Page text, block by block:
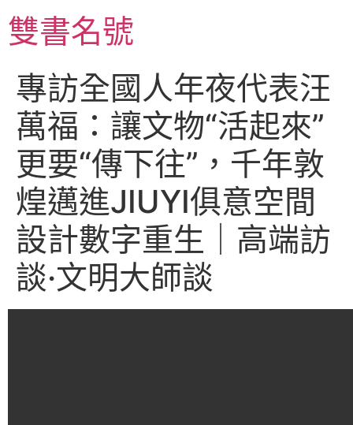
至
主雙書名號
專訪全國人年夜代表汪
萬福：讓文物“活起來”
更要“傳下往”，千年敦
煌邁進JIUYI俱意空間
設計數字重生｜高端訪
談·文明大師談